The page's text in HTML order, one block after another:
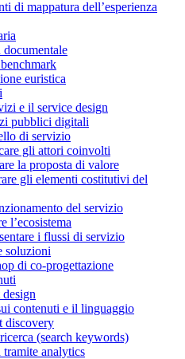
di mappatura dell’esperienza
euristica
e il service design
pubblici digitali
di servizio
gli attori coinvolti
la proposta di valore
gli elementi costitutivi del
del servizio
l’ecosistema
i flussi di servizio
soluzioni
di co-progettazione
contenuti e il linguaggio
discovery
(search keywords)
analytics